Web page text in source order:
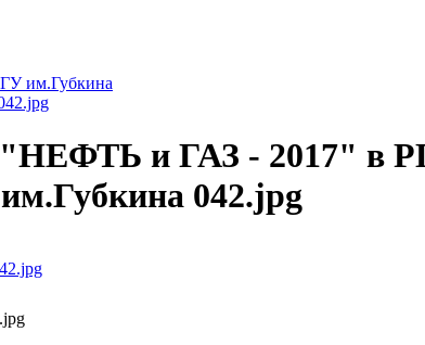
им.Губкина
"НЕФТЬ и ГАЗ - 2017" в
042.jpg